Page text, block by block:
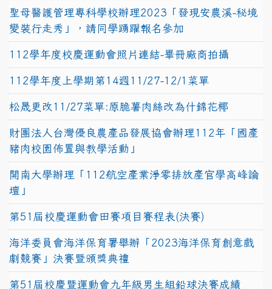
聖母醫護管理專科學校辦理2023「發現安農溪-秘境
變裝行走秀」，請同學踴躍報名參加
112學年度校慶運動會照片連結-畢冊廠商拍攝
112學年度上學期第14週11/27-12/1菜單
松晟更改11/27菜單:原脆薯肉絲改為什錦花椰
財團法人台灣優良農產品發展協會辦理112年「國產
豬肉校園佈置與教學活動」
開南大學辦理「112航空產業淨零排放產官學高峰論
壇」
第51屆校慶運動會田賽項目賽程表(決賽)
海洋委員會海洋保育署舉辦「2023海洋保育創意戲
劇競賽」決賽暨頒獎典禮
第51屆校慶暨運動會九年級男生組鉛球決賽成績